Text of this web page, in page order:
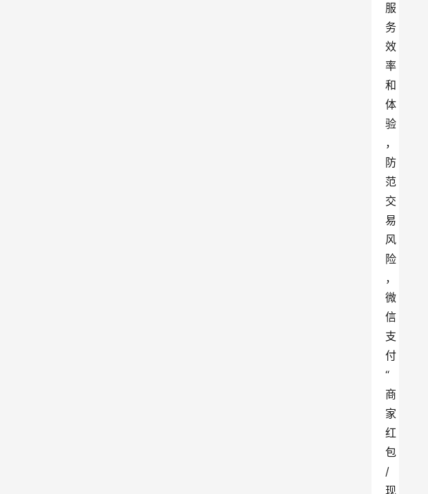
服
务
效
率
和
体
验
，
防
范
交
易
风
险
，
微
信
支
付
“
商
家
红
包
/
现